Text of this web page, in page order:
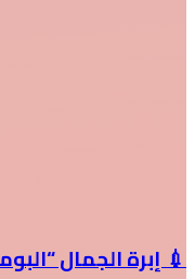
💉 إبرة الجمال